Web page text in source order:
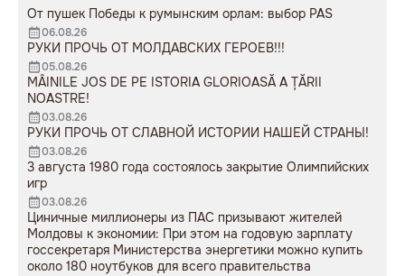
От пушек Победы к румынским орлам: выбор PAS
06.08.26
РУКИ ПРОЧЬ ОТ МОЛДАВСКИХ ГЕРОЕВ!!!
05.08.26
MÂINILE JOS DE PE ISTORIA GLORIOASĂ A ȚĂRII
NOASTRE!
03.08.26
РУКИ ПРОЧЬ ОТ СЛАВНОЙ ИСТОРИИ НАШЕЙ СТРАНЫ!
03.08.26
3 августа 1980 года состоялось закрытие Олимпийских
игр
03.08.26
Циничные миллионеры из ПАС призывают жителей
Молдовы к экономии: При этом на годовую зарплату
госсекретаря Министерства энергетики можно купить
около 180 ноутбуков для всего правительства